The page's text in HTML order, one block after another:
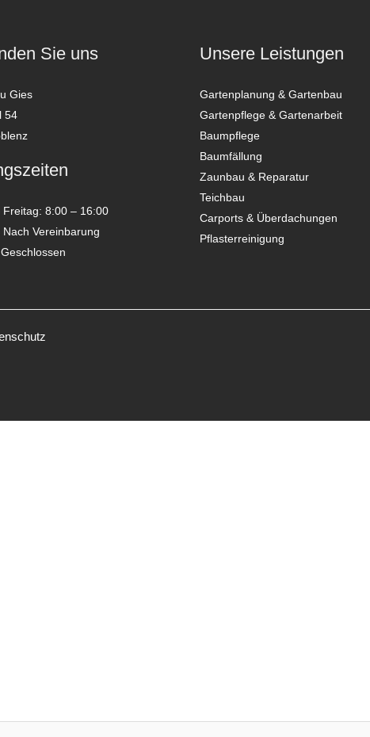
Sie uns
Gies
54
Freitag: 8:00 – 16:00
Vereinbarung
Unsere Leistungen
Gartenplanung & Gartenbau
Gartenpflege & Gartenarbeit
Baumpflege
Baumfällung
Zaunbau & Reparatur
Teichbau
Carports & Überdachungen
Pflasterreinigung